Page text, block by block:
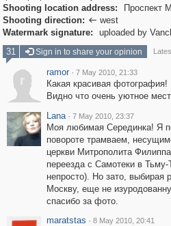
Shooting location address:
Проспект
Shooting direction:  west
Watermark signature:
uploaded by
31
Sign in to share your opinion
r
ramor · 7 May 2010, 21:33
Какая красивая
Видно что очень уютное
Lana · 7 May 2010, 23:37
Моя любимая Серединка! Я
повороте трамваем,
церкви Митрополита
переезда с Самотеки в
непросто). Но зато,
Москву, еще не
спасибо за фото.
maratstas · 8 May 2010, 20:41